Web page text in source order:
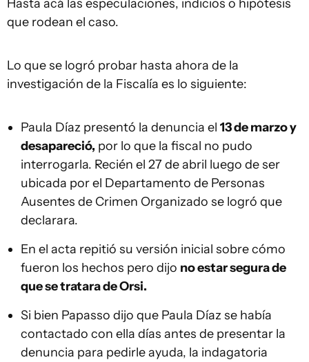
Hasta acá las especulaciones, indicios o hipótesis
que rodean el caso.
Lo que se logró probar hasta ahora de la
investigación de la Fiscalía es lo siguiente:
Paula Díaz presentó la denuncia el 13 de marzo y
desapareció, por lo que la fiscal no pudo
interrogarla. Recién el 27 de abril luego de ser
ubicada por el Departamento de Personas
Ausentes de Crimen Organizado se logró que
declarara.
En el acta repitió su versión inicial sobre cómo
fueron los hechos pero dijo no estar segura de
que se tratara de Orsi.
Si bien Papasso dijo que Paula Díaz se había
contactado con ella días antes de presentar la
denuncia para pedirle ayuda, la indagatoria